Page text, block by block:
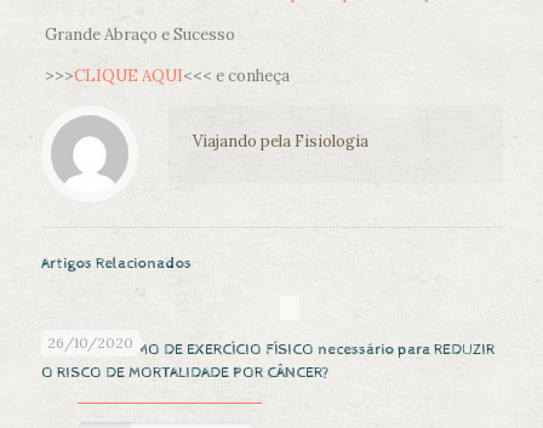
Grande Abraço e Sucesso
>>>CLIQUE AQUI<<< e conheça
Viajando pela Fisiologia
Artigos Relacionados
26/10/2020
Qual é o MÍNIMO DE EXERCÍCIO FÍSICO necessário para REDUZIR
O RISCO DE MORTALIDADE POR CÂNCER?